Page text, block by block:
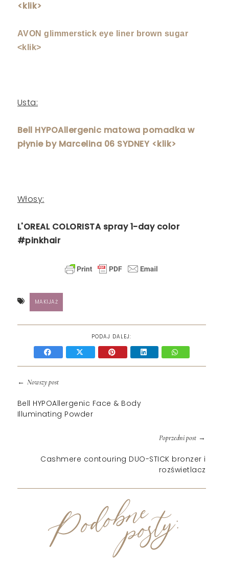
<klik>
AVON glimmerstick eye liner brown sugar
<klik>
Usta:
Bell HYPOAllergenic matowa pomadka w
płynie by Marcelina 06 SYDNEY <klik>
Włosy:
L'OREAL COLORISTA spray 1-day color
#pinkhair
MAKIJAŻ
PODAJ DALEJ:
← Nowszy post
Bell HYPOAllergenic Face & Body
Illuminating Powder
Poprzedni post→
Cashmere contouring DUO-STICK bronzer i
rozświetlacz